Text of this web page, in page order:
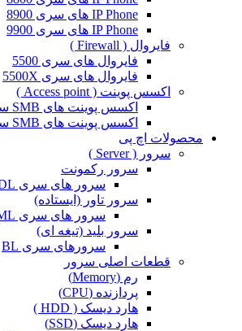
IP Phone های سری 8900
IP Phone های سری 9900
فایروال ( Firewall )
فایروال های سری 5500
فایروال های سری 5500X
اکسس پوینت ( Access point )
اکسس پوینت های SMB سری 300
اکسس پوینت های SMB سری 500
محصولات اچ پی
سرور ( Server )
سرور رکمونت
سرور های سری DL
سرور تاور (ایستاده)
سرور های سری ML
سرور بلید (تیغه ای)
سرورهای سری BL
قطعات اصلی سرور
رم (Memory)
پردازنده (CPU)
هارد دیسک ( HDD )
هارد دیسک (SSD)